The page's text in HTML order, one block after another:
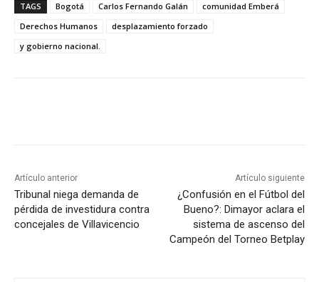
TAGS Bogotá Carlos Fernando Galán
comunidad Emberá
Derechos Humanos
desplazamiento forzado
y gobierno nacional.
Artículo anterior
Tribunal niega demanda de
pérdida de investidura contra
concejales de Villavicencio
Artículo siguiente
¿Confusión en el Fútbol del
Bueno?: Dimayor aclara el
sistema de ascenso del
Campeón del Torneo Betplay